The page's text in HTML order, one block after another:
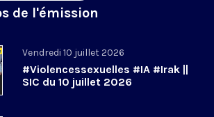
de l'émission
Vendredi 10 juillet 2026
#Violencessexuelles #IA #Irak ||
SIC du 10 juillet 2026